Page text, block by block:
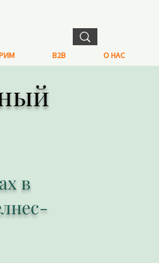
B2B О НАС
в